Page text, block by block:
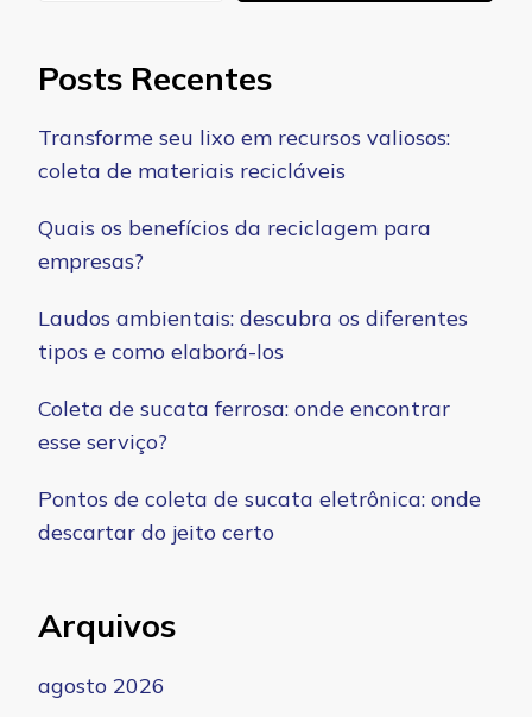
Posts Recentes
Transforme seu lixo em recursos valiosos:
coleta de materiais recicláveis
Quais os benefícios da reciclagem para
empresas?
Laudos ambientais: descubra os diferentes
tipos e como elaborá-los
Coleta de sucata ferrosa: onde encontrar
esse serviço?
Pontos de coleta de sucata eletrônica: onde
descartar do jeito certo
Arquivos
agosto 2026